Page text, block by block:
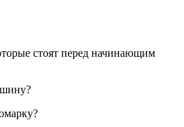
стоят перед начинающим